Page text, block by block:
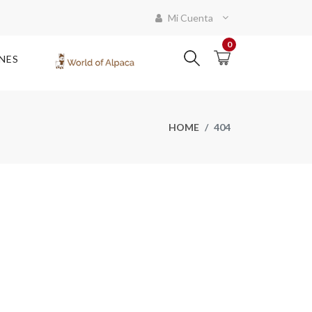
Mi Cuenta
0
HOME 404